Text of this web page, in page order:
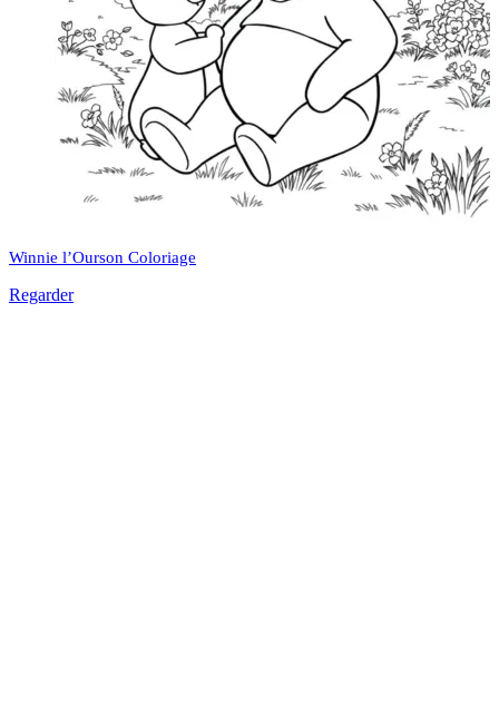
Winnie l’Ourson Coloriage
Regarder